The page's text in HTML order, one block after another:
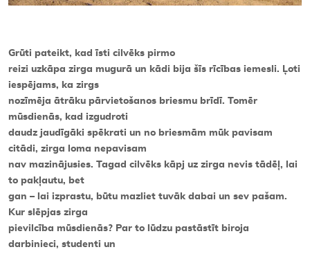
Grūti pateikt, kad īsti cilvēks pirmo
reizi uzkāpa zirga mugurā un kādi bija šīs rīcības iemesli. Ļoti
iespējams, ka zirgs
nozīmēja ātrāku pārvietošanos briesmu brīdī. Tomēr
mūsdienās, kad izgudroti
daudz jaudīgāki spēkrati un no briesmām mūk pavisam
citādi, zirga loma nepavisam
nav mazinājusies. Tagad cilvēks kāpj uz zirga nevis tādēļ, lai
to pakļautu, bet
gan – lai izprastu, būtu mazliet tuvāk dabai un sev pašam.
Kur slēpjas zirga
pievilcība mūsdienās? Par to lūdzu pastāstīt biroja
darbinieci, studenti un